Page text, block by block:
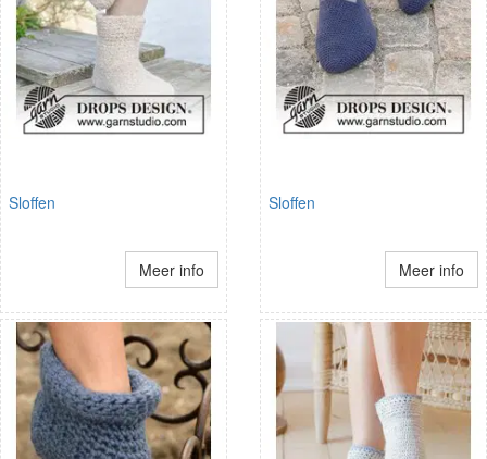
Sloffen
Meer info
Sloffen
Meer info